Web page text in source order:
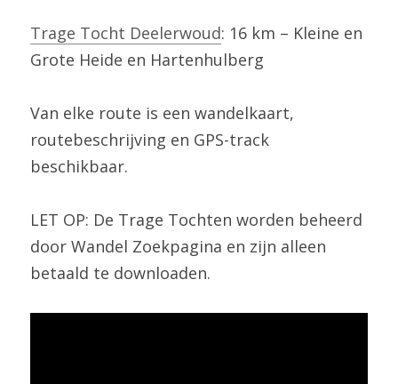
Trage Tocht Deelerwoud: 16 km – Kleine en
Grote Heide en Hartenhulberg
Van elke route is een wandelkaart,
routebeschrijving en GPS-track
beschikbaar.
LET OP: De Trage Tochten worden beheerd
door Wandel Zoekpagina en zijn alleen
betaald te downloaden.